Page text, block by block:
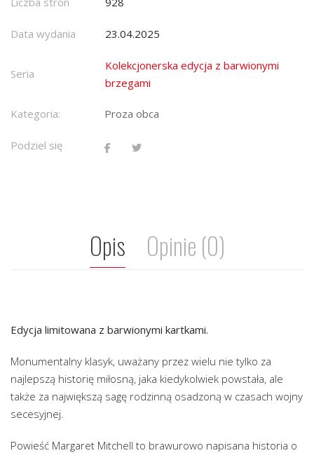
Data wydania 23.04.2025
Seria
Kolekcjonerska edycja z barwionymi
brzegami
Kategoria: Proza obca
Podziel się
Opis Opinie (0)
Edycja limitowana z barwionymi kartkami.
Monumentalny klasyk, uważany przez wielu nie tylko za
najlepszą historię miłosną, jaka kiedykolwiek powstała, ale
także za największą sagę rodzinną osadzoną w czasach wojny
secesyjnej.
Powieść Margaret Mitchell to brawurowo napisana historia o